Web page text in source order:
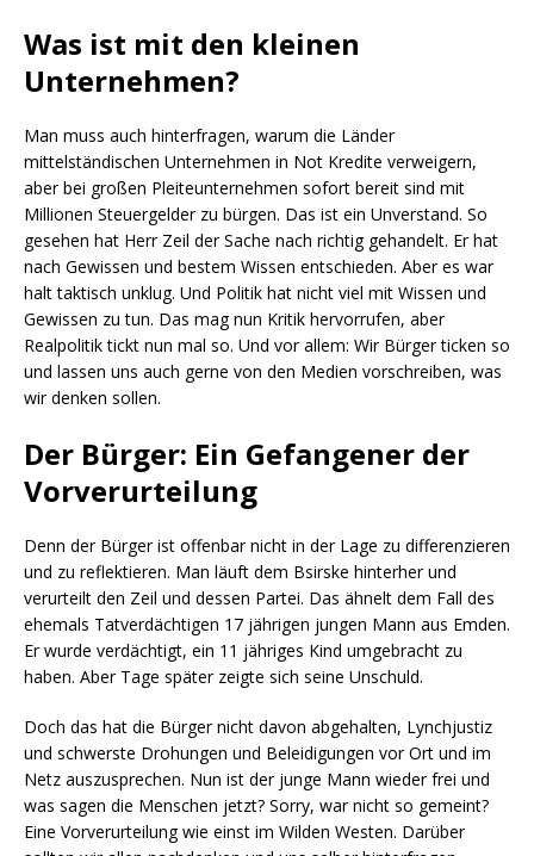
Was ist mit den kleinen
Unternehmen?
Man muss auch hinterfragen, warum die Länder
mittelständischen Unternehmen in Not Kredite verweigern,
aber bei großen Pleiteunternehmen sofort bereit sind mit
Millionen Steuergelder zu bürgen. Das ist ein Unverstand. So
gesehen hat Herr Zeil der Sache nach richtig gehandelt. Er hat
nach Gewissen und bestem Wissen entschieden. Aber es war
halt taktisch unklug. Und Politik hat nicht viel mit Wissen und
Gewissen zu tun. Das mag nun Kritik hervorrufen, aber
Realpolitik tickt nun mal so. Und vor allem: Wir Bürger ticken so
und lassen uns auch gerne von den Medien vorschreiben, was
wir denken sollen.
Der Bürger: Ein Gefangener der
Vorverurteilung
Denn der Bürger ist offenbar nicht in der Lage zu differenzieren
und zu reflektieren. Man läuft dem Bsirske hinterher und
verurteilt den Zeil und dessen Partei. Das ähnelt dem Fall des
ehemals Tatverdächtigen 17 jährigen jungen Mann aus Emden.
Er wurde verdächtigt, ein 11 jähriges Kind umgebracht zu
haben. Aber Tage später zeigte sich seine Unschuld.
Doch das hat die Bürger nicht davon abgehalten, Lynchjustiz
und schwerste Drohungen und Beleidigungen vor Ort und im
Netz auszusprechen. Nun ist der junge Mann wieder frei und
was sagen die Menschen jetzt? Sorry, war nicht so gemeint?
Eine Vorverurteilung wie einst im Wilden Westen. Darüber